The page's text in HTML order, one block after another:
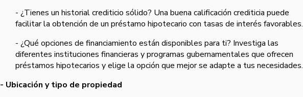
- ¿Tienes un historial crediticio sólido? Una buena calificación crediticia puede
facilitar la obtención de un préstamo hipotecario con tasas de interés favorables.
- ¿Qué opciones de financiamiento están disponibles para ti? Investiga las
diferentes instituciones financieras y programas gubernamentales que ofrecen
préstamos hipotecarios y elige la opción que mejor se adapte a tus necesidades.
- Ubicación y tipo de propiedad